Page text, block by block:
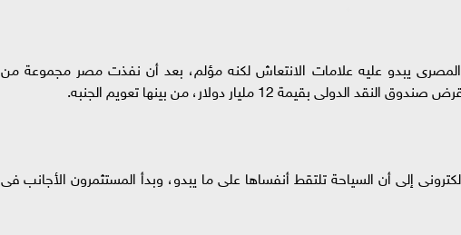
يبدو عليه علامات الانتعاش لكنه مؤلم، بعد أن نفذت مصر مجموعة من
12 مليار دولار، من بينها تعويم الجنبه.
إلى أن السياحة تلتقط أنفساها على ما يبدو، وبدأ المستثمرون الأجانب فى